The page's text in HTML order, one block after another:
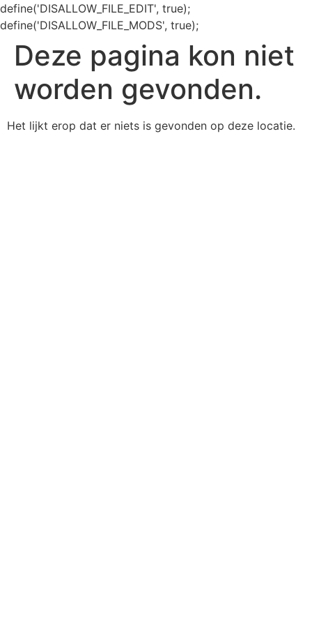
define('DISALLOW_FILE_EDIT', true);
define('DISALLOW_FILE_MODS', true);
Deze pagina kon niet
worden gevonden.
Het lijkt erop dat er niets is gevonden op deze locatie.